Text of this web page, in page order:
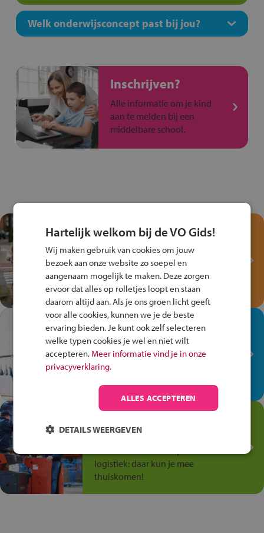
Welk onderwijsconcept past bij jou?
Inschrijven?
Alle informatie om je kind
aan te melden bij een
middelbare school.
Test je kennis met het
Fiets Veilig
Verkeersspel!
Speel het Fiets Veilig Verkeersspel
en win een Cortina-fiets!
In de winkel ben je op je
plek!
Ontdek via het vmbo jouw talent
op de winkelvloer, waar elke dag
anders is!
Transport en Logistiek
logistiek: daar kun je mee
thuiskomen!
Hartelijk welkom bij de VO Gids!
Wij maken gebruik van cookies om jouw
bezoek aan onze website zo soepel en
aangenaam mogelijk te maken. Deze zorgen
ervoor dat alles op rolletjes loopt en staan
daarom altijd aan. Als je ons groen licht geeft
voor alle cookies, kunnen we je de beste
ervaring bieden. Je kunt ook zelf selecteren
welke typen cookies je wel en niet wilt
accepteren. Meer informatie vind je in onze
privacyverklaring.
ALLES ACCEPTEREN
DETAILS WEERGEVEN